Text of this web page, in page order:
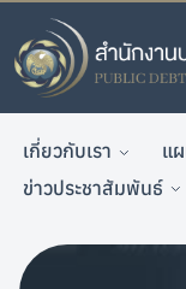
เกี่ยวกับเรา แ
ข่าวประชาสัมพันธ์